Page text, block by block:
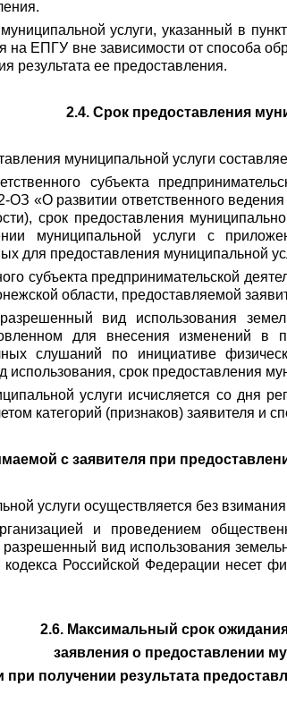
услуги, указанный в
на ЕПГУ вне зависимости от способа
результата ее предоставления.
2.4. Срок предоставления
муниципальной услуги
субъекта
ОЗ «О развитии ответственного
срок предоставления
муниципальной услуги с
для предоставления муниципальной
субъекта предпринимательской
области, предоставляемой
вид использования
для внесения изменений в
слушаний по инициативе
срок предоставления
услуги исчисляется со дня
категорий (признаков) заявителя и
с заявителя при
услуги осуществляется без
и проведением
вид использования
кодекса Российской Федерации несет
2.6. Максимальный срок
заявления о предоставлении
при получении результата